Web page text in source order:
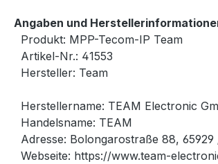
Angaben und
Produkt: MPP-Tecom-IP Team
Artikel-Nr.: 41553
Hersteller: Team
Herstellername: TEAM Electronic
Handelsname: TEAM
Adresse: Bolongarostraße 88,
Webseite: https://www.team-